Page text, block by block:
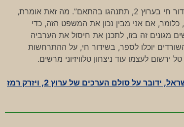
במעמד ההדחה, ארז טל פנה למשתתפי התוכנית והסביר להם: “אתם בשידור חי בערוץ 2, תתנהגו בהתאם”. מה זאת אומרת,
שערוץ 2 דוחף לצופיו? אם כך, כלומר, אם אני מבין נכון את המשפט הזה, כדי
מגונים זה בזו, לתכנן את חיסול את הערביה
יוכלו לספר, בשידור חי, על ההתרחשות
לעצמו עוד ניצחון טלוויזיוני מרשים.
טור ביקורת על “האח הגדול”, ובו יובהר כי מקור הפורמט בישראל, ידובר על סולם הערכים של ערוץ 2, ויזרק רמז